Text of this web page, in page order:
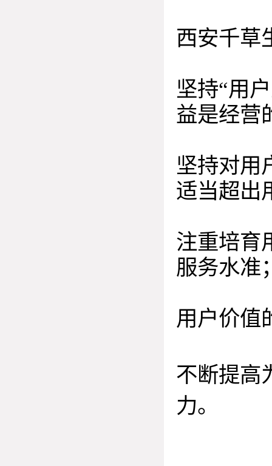
西安千草
坚持“用
益是经营
坚持对用
适当超出
注重培育
服务水准
用户价值
不断提高
力。